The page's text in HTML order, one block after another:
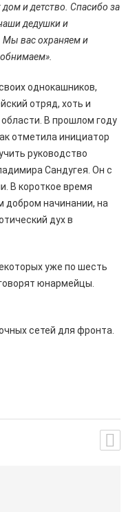
и детство. Спасибо за
дедушки и
Мы вас охраняем и
однокашников,
отряд, хоть и
области. В прошлом году
отметила инициатор
руководство
Сандугея. Он с
В короткое время
добром начинании, на
дух в
уже по шесть
юнармейцы.
сетей для фронта.